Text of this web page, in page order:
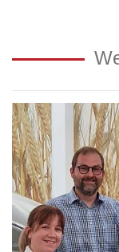
Falstaff
Bier
Trophy
2026:
Egger
braut
bestes
Märzen
Österreichs